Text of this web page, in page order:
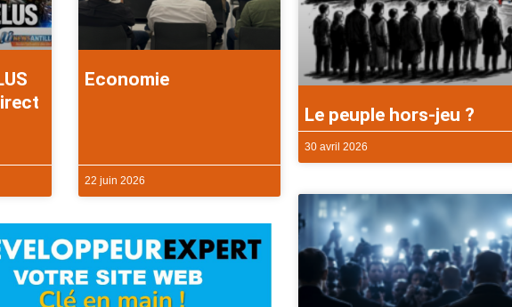
Economie
22 juin 2026
Le peuple hors-jeu ?
30 avril 2026